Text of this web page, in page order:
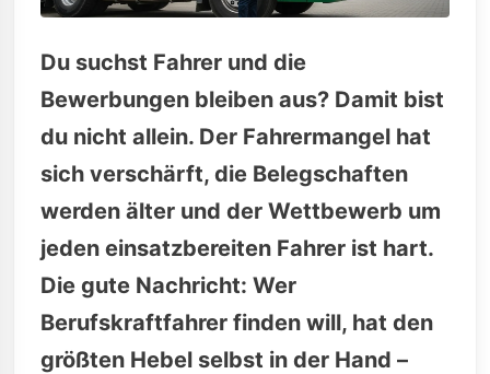
Du suchst Fahrer und die
Bewerbungen bleiben aus? Damit bist
du nicht allein. Der Fahrermangel hat
sich verschärft, die Belegschaften
werden älter und der Wettbewerb um
jeden einsatzbereiten Fahrer ist hart.
Die gute Nachricht: Wer
Berufskraftfahrer finden will, hat den
größten Hebel selbst in der Hand –